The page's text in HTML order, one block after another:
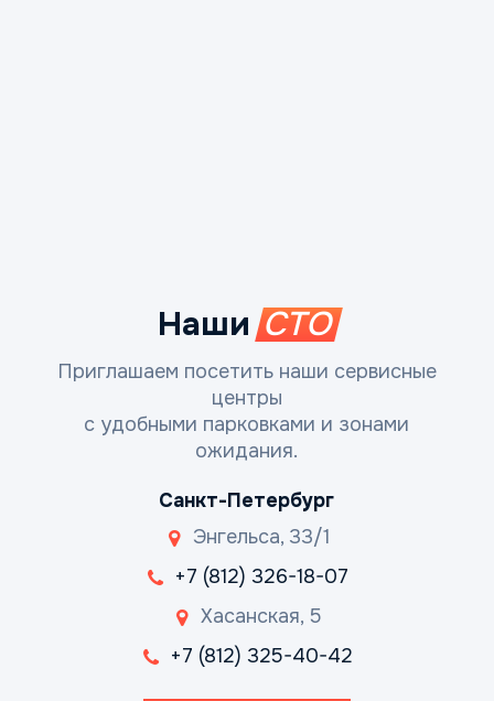
Наши СТО
Приглашаем посетить наши сервисные
центры
с удобными парковками и зонами
ожидания.
Санкт-Петербург
Энгельса, 33/1
+7 (812) 326-18-07
Хасанская, 5
+7 (812) 325-40-42